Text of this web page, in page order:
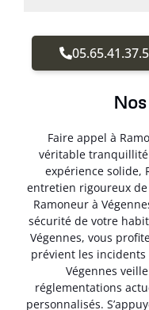
Faire appel à
véritable tranquillité
expérience solide,
entretien rigoureux
Ramoneur à
sécurité de votre
Végennes, vous
prévient les incidents
Végennes
réglementations
personnalisés.